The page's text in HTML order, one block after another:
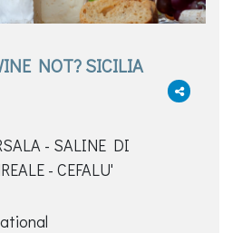
NOT? SICILIA
- SALINE DI
- CEFALU'